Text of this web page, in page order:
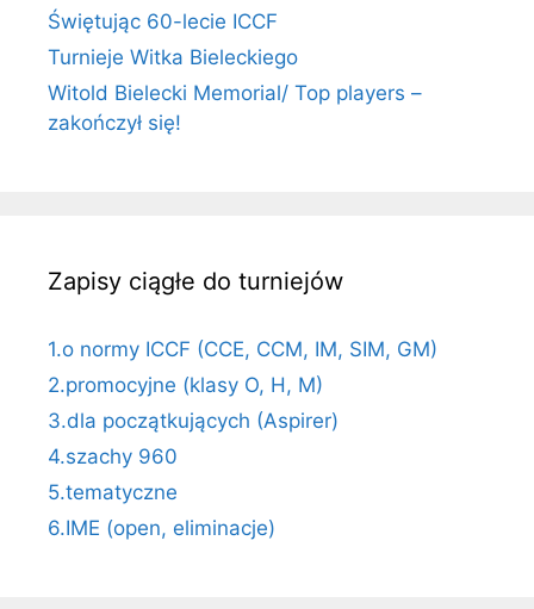
Świętując 60-lecie ICCF
Turnieje Witka Bieleckiego
Witold Bielecki Memorial/ Top players –
zakończył się!
Zapisy ciągłe do turniejów
1.o normy ICCF (CCE, CCM, IM, SIM, GM)
2.promocyjne (klasy O, H, M)
3.dla początkujących (Aspirer)
4.szachy 960
5.tematyczne
6.IME (open, eliminacje)